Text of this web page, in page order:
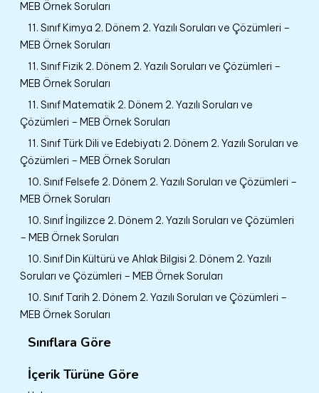
MEB Örnek Soruları
11. Sınıf Kimya 2. Dönem 2. Yazılı Soruları ve Çözümleri –
MEB Örnek Soruları
11. Sınıf Fizik 2. Dönem 2. Yazılı Soruları ve Çözümleri –
MEB Örnek Soruları
11. Sınıf Matematik 2. Dönem 2. Yazılı Soruları ve
Çözümleri – MEB Örnek Soruları
11. Sınıf Türk Dili ve Edebiyatı 2. Dönem 2. Yazılı Soruları ve
Çözümleri – MEB Örnek Soruları
10. Sınıf Felsefe 2. Dönem 2. Yazılı Soruları ve Çözümleri –
MEB Örnek Soruları
10. Sınıf İngilizce 2. Dönem 2. Yazılı Soruları ve Çözümleri
– MEB Örnek Soruları
10. Sınıf Din Kültürü ve Ahlak Bilgisi 2. Dönem 2. Yazılı
Soruları ve Çözümleri – MEB Örnek Soruları
10. Sınıf Tarih 2. Dönem 2. Yazılı Soruları ve Çözümleri –
MEB Örnek Soruları
Sınıflara Göre
İçerik Türüne Göre